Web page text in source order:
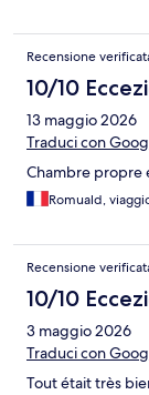
Recensione
10/10
13 maggio 2026
Traduci con
Chambre propre
Romuald,
Recensione
10/10
3 maggio 2026
Traduci con
Tout était très